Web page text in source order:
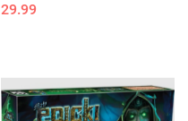
29.99